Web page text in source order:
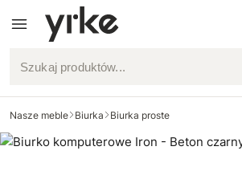
Szukaj produktów...
Nasze meble Biurka Biurka proste